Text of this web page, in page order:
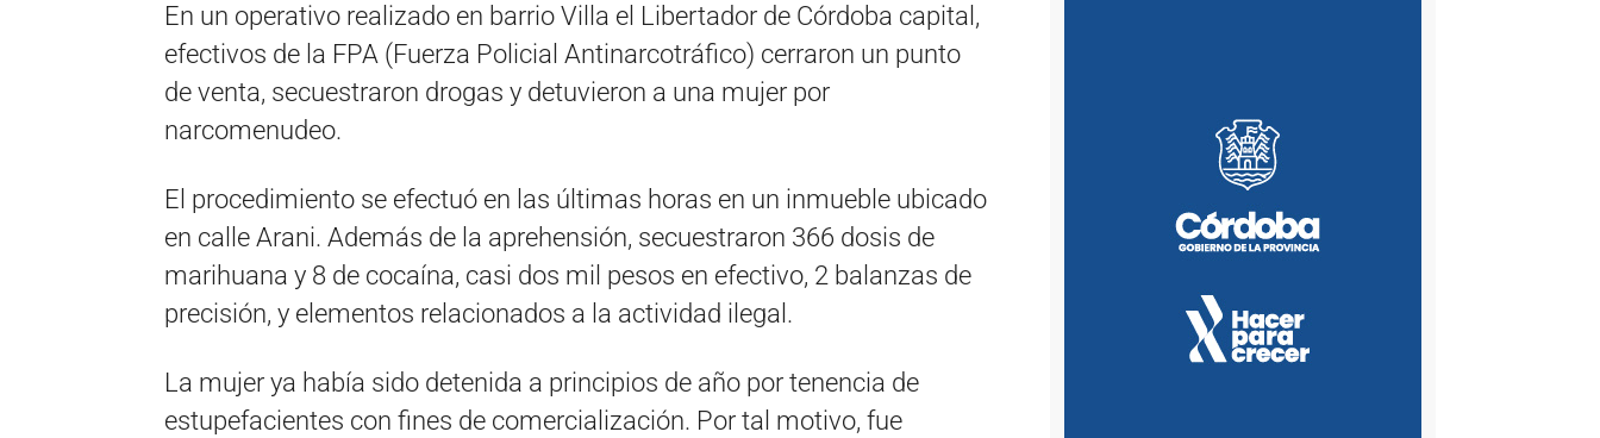
En un operativo realizado en barrio Villa el Libertador de Córdoba capital,
efectivos de la FPA (Fuerza Policial Antinarcotráfico) cerraron un punto
de venta, secuestraron drogas y detuvieron a una mujer por
narcomenudeo.
El procedimiento se efectuó en las últimas horas en un inmueble ubicado
en calle Arani. Además de la aprehensión, secuestraron 366 dosis de
marihuana y 8 de cocaína, casi dos mil pesos en efectivo, 2 balanzas de
precisión, y elementos relacionados a la actividad ilegal.
La mujer ya había sido detenida a principios de año por tenencia de
estupefacientes con fines de comercialización. Por tal motivo, fue